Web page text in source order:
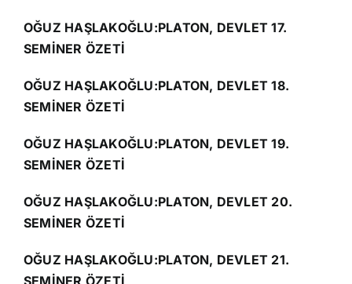
OĞUZ HAŞLAKOĞLU:PLATON, DEVLET 17.
SEMİNER ÖZETİ
OĞUZ HAŞLAKOĞLU:PLATON, DEVLET 18.
SEMİNER ÖZETİ
OĞUZ HAŞLAKOĞLU:PLATON, DEVLET 19.
SEMİNER ÖZETİ
OĞUZ HAŞLAKOĞLU:PLATON, DEVLET 20.
SEMİNER ÖZETİ
OĞUZ HAŞLAKOĞLU:PLATON, DEVLET 21.